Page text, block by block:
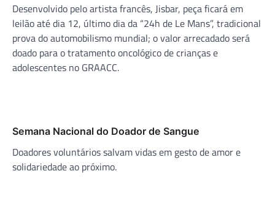
Desenvolvido pelo artista francês, Jisbar, peça ficará em
leilão até dia 12, último dia da “24h de Le Mans”, tradicional
prova do automobilismo mundial; o valor arrecadado será
doado para o tratamento oncológico de crianças e
adolescentes no GRAACC.
Semana Nacional do Doador de Sangue
Doadores voluntários salvam vidas em gesto de amor e
solidariedade ao próximo.